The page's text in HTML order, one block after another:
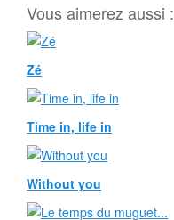
Vous aimerez aussi :
Zé
Time in, life in
Without you